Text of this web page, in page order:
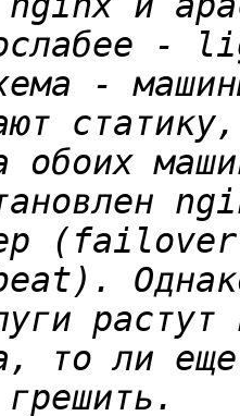
-
то ли